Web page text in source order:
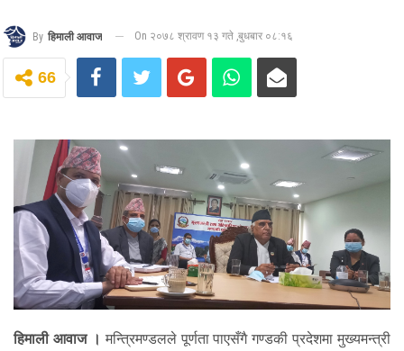
By हिमाली आवाज On २०७८ श्रावण १३ गते ,बुधबार ०८:१६
66
हिमाली आवाज । मन्त्रिमण्डलले पूर्णता पाएसँगै गण्डकी प्रदेशमा मुख्यमन्त्री